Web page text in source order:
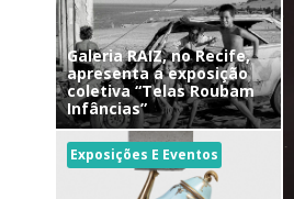
Galeria RAIZ, no Recife,
apresenta a exposição
coletiva “Telas Roubam
Infâncias”
Exposições E Eventos